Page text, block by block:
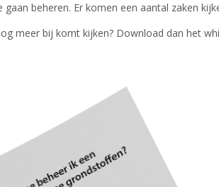
beheren. Er komen een aantal zaken
meer bij komt kijken? Download dan het